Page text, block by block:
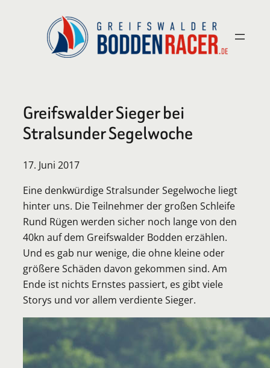
Greifswalder Sieger bei
Stralsunder Segelwoche
17. Juni 2017
Eine denkwürdige Stralsunder Segelwoche liegt
hinter uns. Die Teilnehmer der großen Schleife
Rund Rügen werden sicher noch lange von den
40kn auf dem Greifswalder Bodden erzählen.
Und es gab nur wenige, die ohne kleine oder
größere Schäden davon gekommen sind. Am
Ende ist nichts Ernstes passiert, es gibt viele
Storys und vor allem verdiente Sieger.